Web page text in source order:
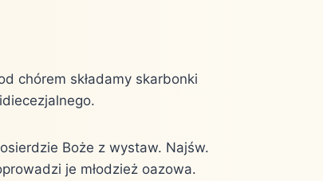
chórem składamy skarbonki
Boże z wystaw. Najśw.
je młodzież oazowa.